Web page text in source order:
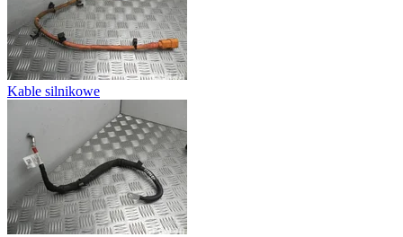
Kable silnikowe